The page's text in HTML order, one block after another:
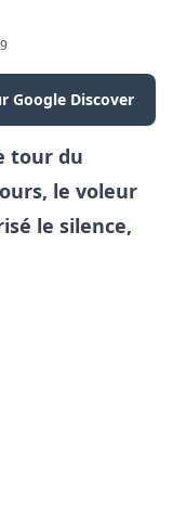
Google Discover
tour du
le voleur
le silence,